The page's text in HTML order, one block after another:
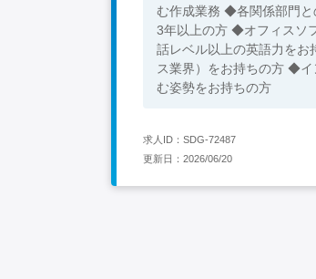
む作成業務 ◆各関係部門との調整、
3年以上の方 ◆オフィスソ
話レベル以上の英語力を
ス業界）をお持ちの方 ◆
む姿勢をお持ちの方
求人ID：SDG-72487
更新日：2026/06/20